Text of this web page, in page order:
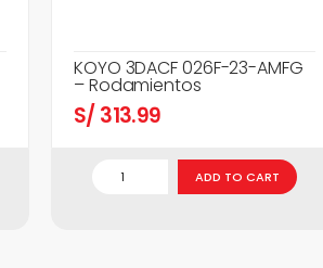
KOYO 3DACF 026F-23-AMFG
– Rodamientos
S/ 313.99
ADD TO CART